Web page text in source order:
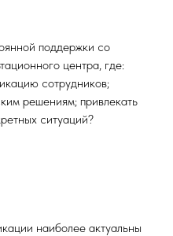
поддержки со
центра, где:
сотрудников;
решениям; привлекать
ситуаций?
наиболее актуальны